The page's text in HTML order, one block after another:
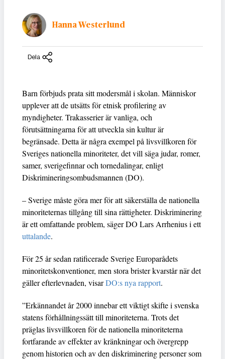
Hanna Westerlund
Dela
Barn förbjuds prata sitt modersmål i skolan. Människor
upplever att de utsätts för etnisk profilering av
myndigheter. Trakasserier är vanliga, och
förutsättningarna för att utveckla sin kultur är
begränsade. Detta är några exempel på livsvillkoren för
Sveriges nationella minoriteter, det vill säga judar, romer,
samer, sverigefinnar och tornedalingar, enligt
Diskrimineringsombudsmannen (DO).
– Sverige måste göra mer för att säkerställa de nationella
minoriteternas tillgång till sina rättigheter. Diskriminering
är ett omfattande problem, säger DO Lars Arrhenius i ett
uttalande.
För 25 år sedan ratificerade Sverige Europarådets
minoritetskonventioner, men stora brister kvarstår när det
gäller efterlevnaden, visarDO:s nya rapport.
”Erkännandet år 2000 innebar ett viktigt skifte i svenska
statens förhållningssätt till minoriteterna. Trots det
präglas livsvillkoren för de nationella minoriteterna
fortfarande av effekter av kränkningar och övergrepp
genom historien och av den diskriminering personer som